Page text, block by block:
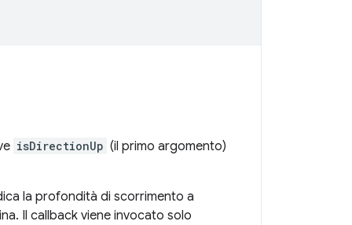
isDirectionUp (il primo argomento)
la profondità di scorrimento a
Il callback viene invocato solo